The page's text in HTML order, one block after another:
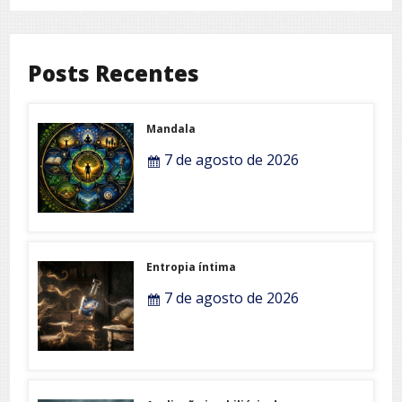
Posts Recentes
Mandala
7 de agosto de 2026
Entropia íntima
7 de agosto de 2026